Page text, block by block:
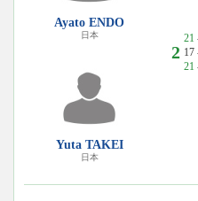
Ayato ENDO
日本
Yuta TAKEI
日本
2
21
17
21